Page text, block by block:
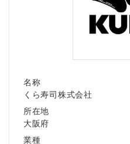
名称
くら寿司株式会社
所在地
大阪府
業種